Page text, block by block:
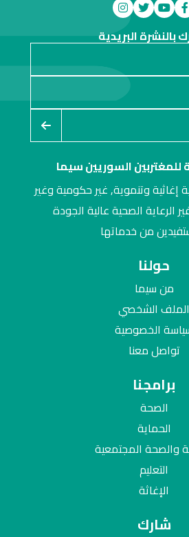
للمغتربين السوريين سيما
إغاثية وتنموية, غير حكومية وغير
الرعاية الصحية عالية الجودة
من خدماتها
بالنشرة البريدية
حولنا
من سيما
الملف الشخصي
الخصوصية
تواصل معنا
برامجنا
الصحة
الحماية
والصحة المجتمعية
التعليم
الإغاثة
شارك